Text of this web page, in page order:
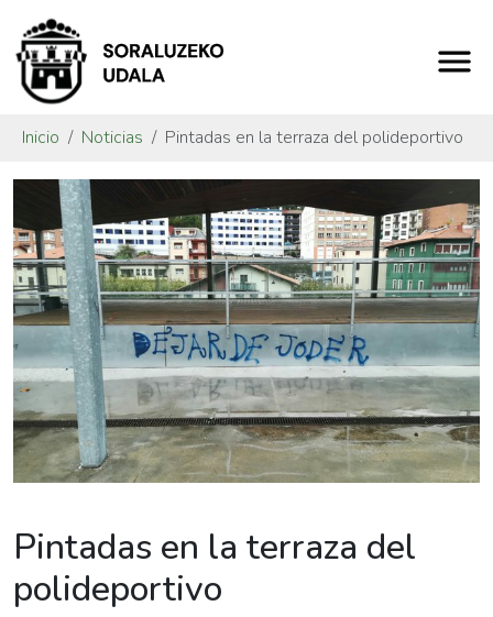
Inicio Noticias Pintadas en la terraza del polideportivo
Pintadas en la terraza del
polideportivo